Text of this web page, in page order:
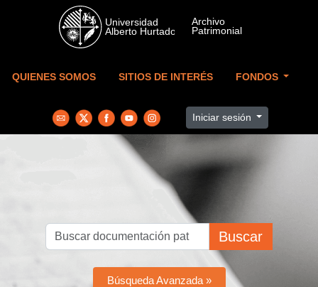
Skip to main content
QUIENES SOMOS SITIOS DE INTERÉS FONDOS
Iniciar sesión
Buscar
Búsqueda Avanzada »